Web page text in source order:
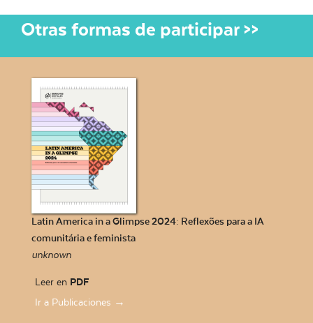
Otras formas de participar >>
Latin America in a Glimpse 2024: Reflexões para a IA
comunitária e feminista
unknown
Leer en PDF
Ir a Publicaciones →